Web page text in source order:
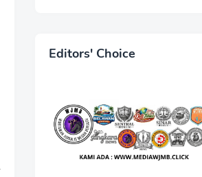
Editors' Choice